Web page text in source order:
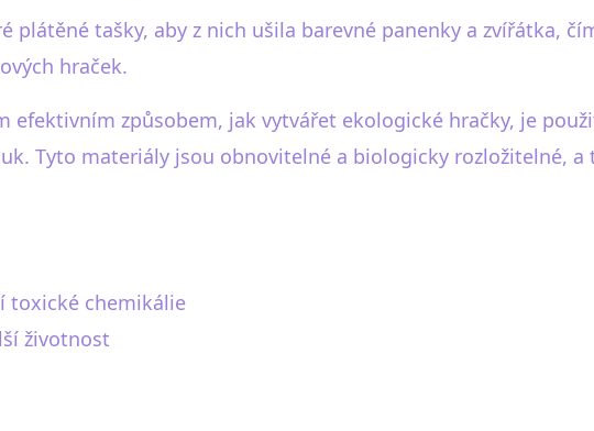
plátěné tašky, aby z nich ušila barevné panenky a zvířátka,
hraček.
efektivním způsobem, jak vytvářet ekologické hračky, je
Tyto materiály jsou obnovitelné a biologicky rozložitelné, a
toxické chemikálie
životnost